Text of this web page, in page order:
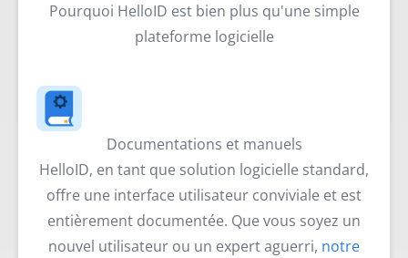
Pourquoi HelloID est bien plus qu'une simple
plateforme logicielle
Documentations et manuels
HelloID, en tant que solution logicielle standard,
offre une interface utilisateur conviviale et est
entièrement documentée. Que vous soyez un
nouvel utilisateur ou un expert aguerri, notre